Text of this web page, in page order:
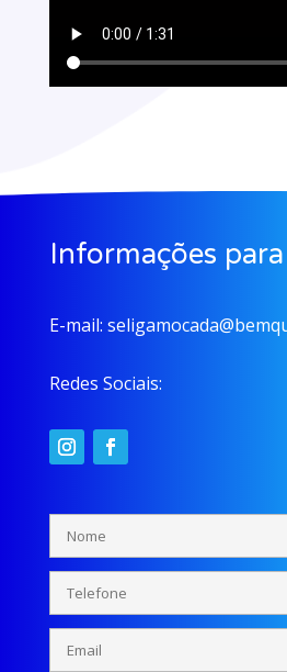
Informações
E-mail:
Redes Sociais: